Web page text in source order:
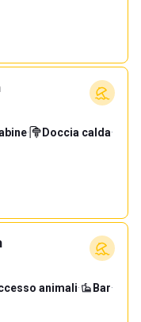
· Doccia calda·
animali· Bar·